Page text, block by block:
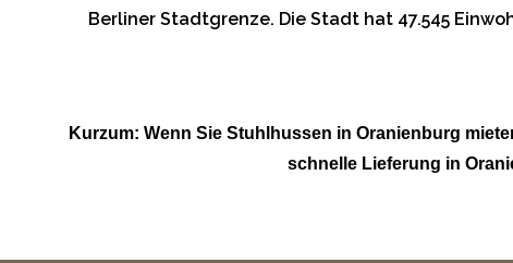
Berliner Stadtgrenze. Die Stadt hat 47.545
Kurzum: Wenn Sie Stuhlhussen in Oranienburg
schnelle Lieferung in